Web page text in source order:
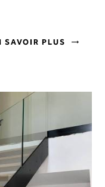
SAVOIR PLUS